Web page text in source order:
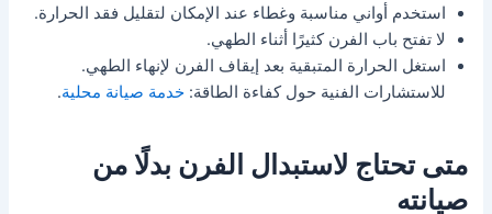
استخدم أواني مناسبة وغطاء عند الإمكان لتقليل فقد الحرارة.
لا تفتح باب الفرن كثيرًا أثناء الطهي.
استغل الحرارة المتبقية بعد إيقاف الفرن لإنهاء الطهي.
للاستشارات الفنية حول كفاءة الطاقة:خدمة صيانة محلية.
متى تحتاج لاستبدال الفرن بدلًا من
صيانته